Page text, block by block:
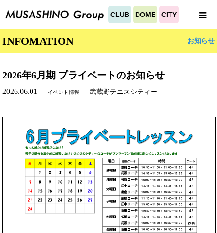
CLUB DOME CITY
INFOMATION お知らせ
2026年6月期 プライベートのお知らせ
2026.06.01 イベント情報 武蔵野テニスシティー